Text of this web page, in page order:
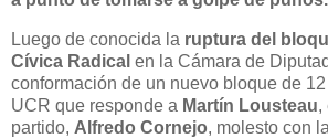
Luego de conocida la ruptura del
Cívica Radical en la Cámara de
conformación de un nuevo bloque de
UCR que responde a Martín Lousteau,
partido, Alfredo Cornejo, molesto con